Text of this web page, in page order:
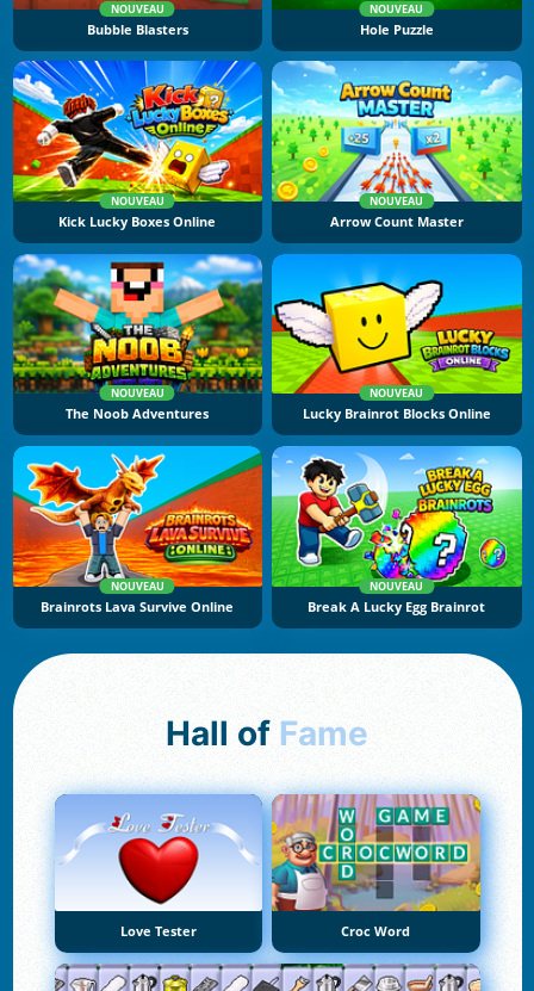
NOUVEAU
Bubble Blasters
NOUVEAU
Hole Puzzle
NOUVEAU
Kick Lucky Boxes Online
NOUVEAU
Arrow Count Master
NOUVEAU
The Noob Adventures
NOUVEAU
Lucky Brainrot Blocks Online
NOUVEAU
Brainrots Lava Survive Online
NOUVEAU
Break A Lucky Egg Brainrot
Hall of Fame
Love Tester Croc Word